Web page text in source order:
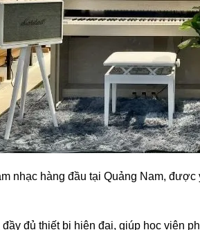
nhạc hàng đầu tại Quảng Nam,
đủ thiết bị hiện đại, giúp học viên